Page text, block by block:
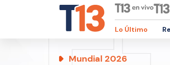
Lo Último
Mundial 2026